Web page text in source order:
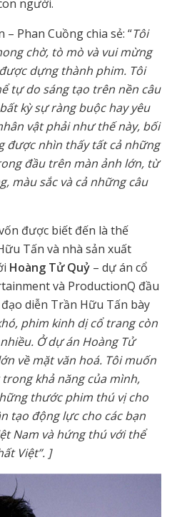
người.
Phan Cuồng chia sẻ: “Tôi
chờ, tò mò và vui mừng
dựng thành phim. Tôi
tự do sáng tạo trên nền câu
kỳ sự ràng buộc hay yêu
vật phải như thế này, bối
được nhìn thấy tất cả những
đầu trên màn ảnh lớn, từ
màu sắc và cả những câu
được biết đến là thế
Tấn và nhà sản xuất
Hoàng Tử Quỷ – dự án cổ
và ProductionQ đầu
diễn Trần Hữu Tấn bày
phim kinh dị cổ trang còn
Ở dự án Hoàng Tử
về mặt văn hoá. Tôi muốn
khả năng của mình,
thước phim thú vị cho
tạo động lực cho các bạn
Nam và hứng thú với thể
Việt”. ]